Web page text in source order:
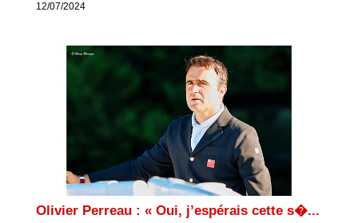
12/07/2024
Olivier Perreau : « Oui, j’espérais cette s�...